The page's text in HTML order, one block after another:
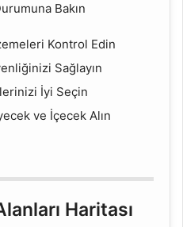
Bakın
Kontrol Edin
Sağlayın
İyi Seçin
ve İçecek Alın
Haritası